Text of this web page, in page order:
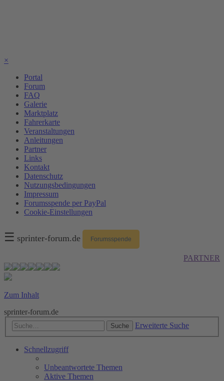
×
Portal
Forum
FAQ
Galerie
Marktplatz
Fahrerkarte
Veranstaltungen
Anleitungen
Partner
Links
Kontakt
Datenschutz
Nutzungsbedingungen
Impressum
Forumsspende per PayPal
Cookie-Einstellungen
☰ sprinter-forum.de Forumsspende
PARTNER
Zum Inhalt
sprinter-forum.de
Suche Erweiterte Suche
Schnellzugriff
Unbeantwortete Themen
Aktive Themen